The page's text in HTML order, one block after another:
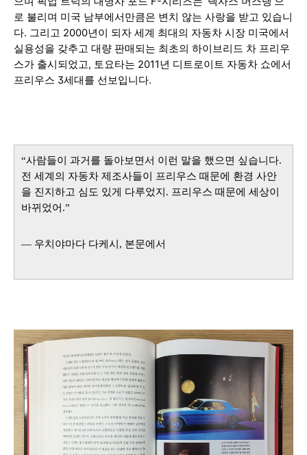
로 불리며 미국 남부에서만큼은 변치 않는 사랑을 받고 있습니
다. 그리고 2000년이 되자 세계 최대의 자동차 시장 미국에서
실용성을 갖추고 대량 판매되는 최초의 하이브리드 차 프리우
스가 출시되었고, 토요타는 2011년 디트로이트 자동차 쇼에서
프리우스 3세대를 선보입니다.
“사람들이 과거를 돌아보면서 이런 말을 했으면 싶습니다.
전 세계의 자동차 제조사들이 프리우스 때문에 환경 사안
을 진지하고 심도 있게 다루었지. 프리우스 때문에 세상이
바뀌었어.”
— 우치야마다 다케시, 본문에서